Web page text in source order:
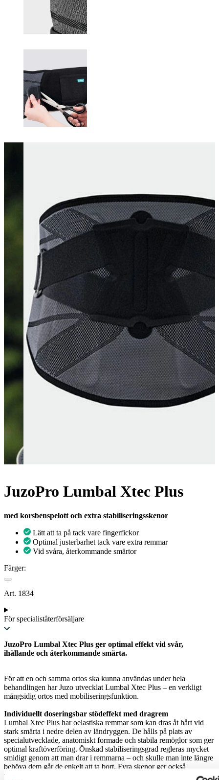
JuzoPro Lumbal Xtec Plus
med korsbenspelott och extra stabiliseringsskenor
Lätt att ta på tack vare fingerfickor
Optimal justerbarhet tack vare extra remmar
Vid svåra, återkommande smärtor
Färger:
Art. 1834
För specialiståterförsäljare
JuzoPro Lumbal Xtec Plus ger optimal effekt vid svår,
ihållande och återkommande smärta.
För att en och samma ortos ska kunna användas under hela
behandlingen har Juzo utvecklat Lumbal Xtec Plus – en verkligt
mångsidig ortos med mobiliseringsfunktion.
Individuellt doseringsbar stödeffekt med dragrem
Lumbal Xtec Plus har oelastiska remmar som kan dras åt hårt vid
stark smärta i nedre delen av ländryggen. De hålls på plats av
specialutvecklade, anatomiskt formade och stabila remöglor som ger
optimal kraftöverföring. Önskad stabiliseringsgrad regleras mycket
smidigt genom att man drar i remmarna – och skulle man inte längre
behöva dem går de enkelt att ta bort. Fyra skenor ger också
välgörande stabilisering.